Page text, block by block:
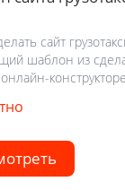
сайт
шаблон из